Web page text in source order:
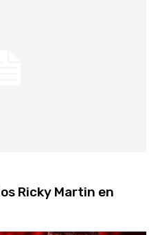
Ricky Martin en